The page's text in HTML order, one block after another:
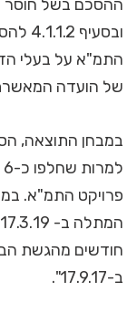
ההסכם בשל חוסר
התמ"א על בעלי
של הועדה
פרויקט התמ"א.
חודשים מהגשת
ב-17.9.17".